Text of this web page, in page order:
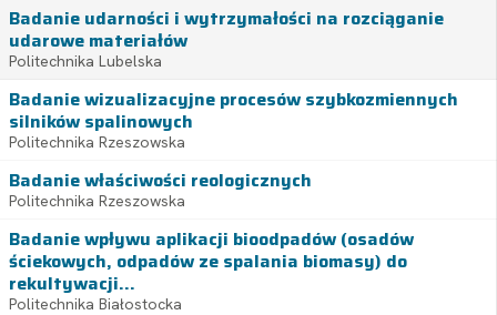
Badanie udarności i wytrzymałości na rozciąganie
udarowe materiałów
Politechnika Lubelska
Badanie wizualizacyjne procesów szybkozmiennych
silników spalinowych
Politechnika Rzeszowska
Badanie właściwości reologicznych
Politechnika Rzeszowska
Badanie wpływu aplikacji bioodpadów (osadów
ściekowych, odpadów ze spalania biomasy) do
rekultywacji...
Politechnika Białostocka